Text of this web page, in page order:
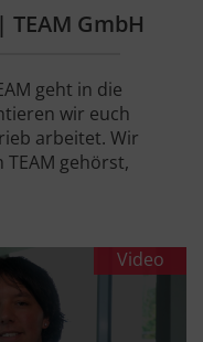
GmbH
geht in die
wir euch
arbeitet. Wir
gehörst,
Video